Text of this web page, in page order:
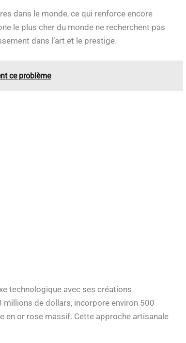
dans le monde, ce qui renforce encore
le plus cher du monde ne recherchent pas
dans l’art et le prestige.
ce problème
technologique avec ses créations
millions de dollars, incorpore environ 500
en or rose massif. Cette approche artisanale